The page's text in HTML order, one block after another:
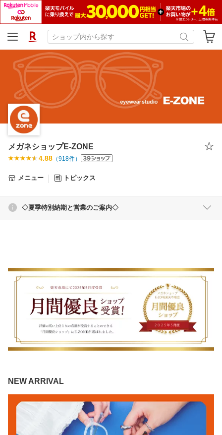
メガネショップE-ZONE
4.88 （918件）
メニュー トピックス
◇夏季特別納期と営業のご案内◇
NEW ARRIVAL